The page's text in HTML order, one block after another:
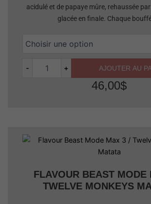
acidulé et de papaye mûre, rehaussée
glacée en finale. Chaque
- + AJOUTER AU
46,00$
FLAVOUR BEAST MODE
TWELVE MONKEYS